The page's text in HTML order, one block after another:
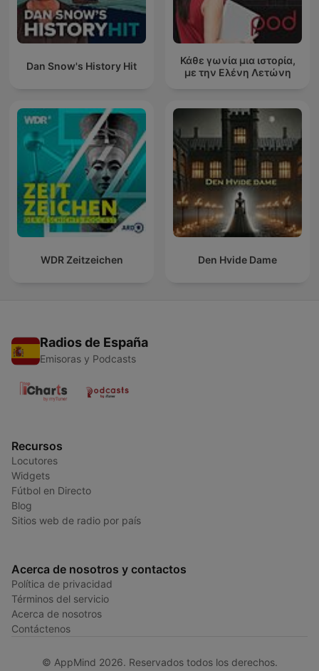
Dan Snow's History Hit
Κάθε γωνία μια ιστορία,
με την Ελένη Λετώνη
WDR Zeitzeichen Den Hvide Dame
Radios de España
Emisoras y Podcasts
Recursos
Locutores
Widgets
Fútbol en Directo
Blog
Sitios web de radio por país
Acerca de nosotros y contactos
Política de privacidad
Términos del servicio
Acerca de nosotros
Contáctenos
© AppMind 2026. Reservados todos los derechos.